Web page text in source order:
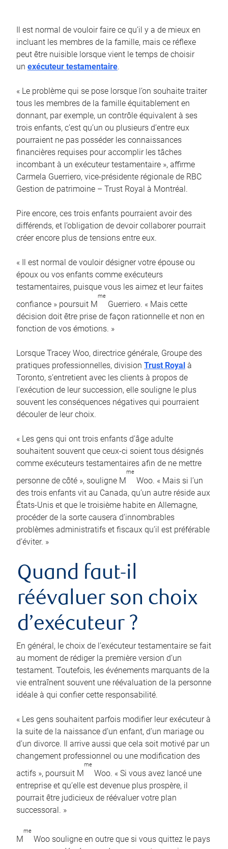
Il est normal de vouloir faire ce qu’il y a de mieux en
incluant les membres de la famille, mais ce réflexe
peut être nuisible lorsque vient le temps de choisir
un exécuteur testamentaire.
« Le problème qui se pose lorsque l’on souhaite traiter
tous les membres de la famille équitablement en
donnant, par exemple, un contrôle équivalent à ses
trois enfants, c’est qu’un ou plusieurs d’entre eux
pourraient ne pas posséder les connaissances
financières requises pour accomplir les tâches
incombant à un exécuteur testamentaire », affirme
Carmela Guerriero, vice-présidente régionale de RBC
Gestion de patrimoine – Trust Royal à Montréal.
Pire encore, ces trois enfants pourraient avoir des
différends, et l’obligation de devoir collaborer pourrait
créer encore plus de tensions entre eux.
« Il est normal de vouloir désigner votre épouse ou
époux ou vos enfants comme exécuteurs
testamentaires, puisque vous les aimez et leur faites
confiance » poursuit M
me
Guerriero. « Mais cette
décision doit être prise de façon rationnelle et non en
fonction de vos émotions. »
Lorsque Tracey Woo, directrice générale, Groupe des
pratiques professionnelles, division Trust Royal à
Toronto, s’entretient avec les clients à propos de
l’exécution de leur succession, elle souligne le plus
souvent les conséquences négatives qui pourraient
découler de leur choix.
« Les gens qui ont trois enfants d’âge adulte
souhaitent souvent que ceux-ci soient tous désignés
comme exécuteurs testamentaires afin de ne mettre
personne de côté », souligne M
me
Woo. « Mais si l’un
des trois enfants vit au Canada, qu’un autre réside aux
États-Unis et que le troisième habite en Allemagne,
procéder de la sorte causera d’innombrables
problèmes administratifs et fiscaux qu’il est préférable
d’éviter. »
Quand faut-il
réévaluer son choix
d’exécuteur ?
En général, le choix de l’exécuteur testamentaire se fait
au moment de rédiger la première version d’un
testament. Toutefois, les événements marquants de la
vie entraînent souvent une réévaluation de la personne
idéale à qui confier cette responsabilité.
« Les gens souhaitent parfois modifier leur exécuteur à
la suite de la naissance d’un enfant, d’un mariage ou
d’un divorce. Il arrive aussi que cela soit motivé par un
changement professionnel ou une modification des
actifs », poursuit M
me
Woo. « Si vous avez lancé une
entreprise et qu’elle est devenue plus prospère, il
pourrait être judicieux de réévaluer votre plan
successoral. »
M
me
Woo souligne en outre que si vous quittez le pays